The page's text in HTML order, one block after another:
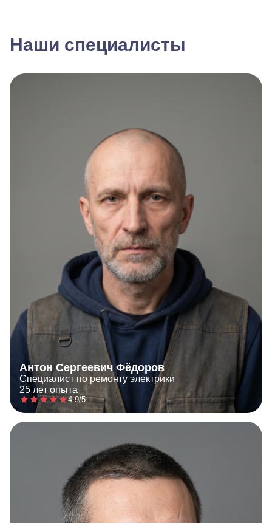
Наши специалисты
Антон Сергеевич Фёдоров
Специалист по ремонту электрики
25 лет опыта
4.9/5